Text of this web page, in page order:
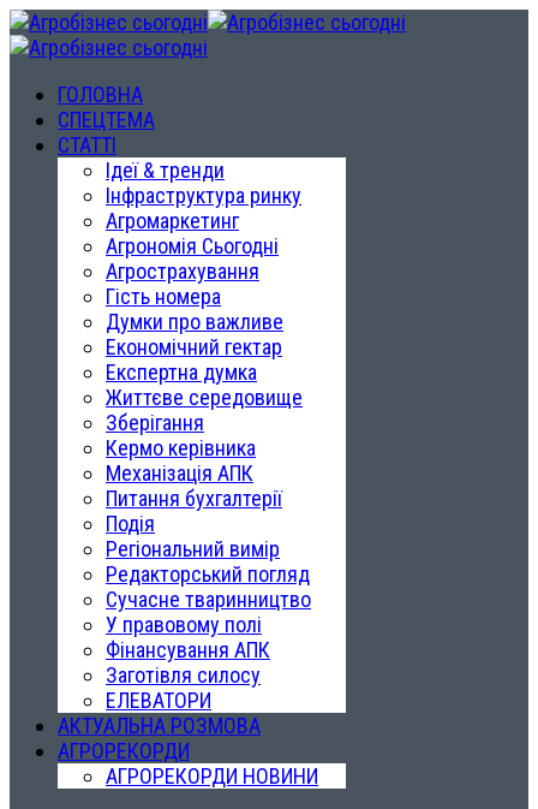
ГОЛОВНА
СПЕЦТЕМА
СТАТТІ
Ідеї & тренди
Інфраструктура ринку
Агромаркетинг
Агрономія Сьогодні
Агрострахування
Гість номера
Думки про важливе
Економічний гектар
Експертна думка
Життєве середовище
Зберігання
Кермо керівника
Механізація АПК
Питання бухгалтерії
Подія
Регіональний вимір
Редакторський погляд
Сучасне тваринництво
У правовому полі
Фінансування АПК
Заготівля силосу
ЕЛЕВАТОРИ
АКТУАЛЬНА РОЗМОВА
АГРОРЕКОРДИ
АГРОРЕКОРДИ НОВИНИ